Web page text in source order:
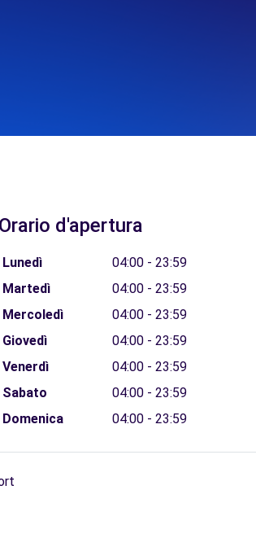
Orario d'apertura
Lunedì
04:00 - 23:59
Martedì
04:00 - 23:59
Mercoledì
04:00 - 23:59
Giovedì
04:00 - 23:59
Venerdì
04:00 - 23:59
Sabato
04:00 - 23:59
Domenica
04:00 - 23:59